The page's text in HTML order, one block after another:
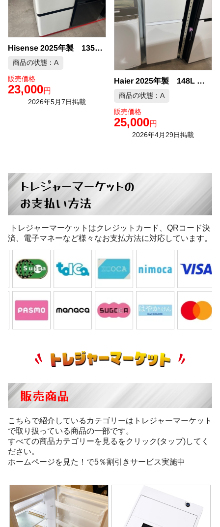
Hisense 2025年製 135L 冷凍冷蔵庫 中古品販売
商品の状態：A
販売価格
23,000円
2026年5月7日掲載
Haier 2025年製 148L 冷蔵庫 中古品販売
商品の状態：A
販売価格
25,000円
2026年4月29日掲載
トレジャーマーケットの
お支払い方法
トレジャーマーケットはクレジットカード、QRコード決
済、電子マネーなど様々なお支払方法に対応しています。
販売商品
こちらで紹介しているカテゴリーはトレジャーマーケット
で取り扱っている商品の一部です。
すべての商品カテゴリーを見るをクリック(タップ)してく
ださい。
ホームページを見た！で5％割引きサービス実施中